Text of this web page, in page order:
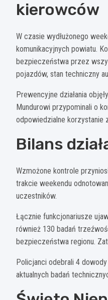
kierowców
W czasie wydłużonego
komunikacyjnych powiatu.
bezpieczeństwa przez
pojazdów, stan techniczny
Prewencyjne działania
Mundurowi przypominali o
odpowiedzialne korzystanie
Bilans
Wzmożone kontrole
trakcie weekendu
uczestników.
Łącznie funkcjonariusze
również 130 badań
bezpieczeństwa regionu.
Policjanci odebrali 4
aktualnych badań